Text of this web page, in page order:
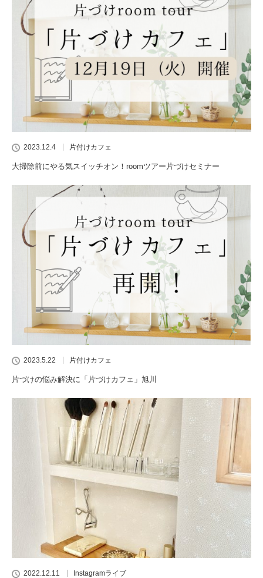
2023.12.4 片付けカフェ
大掃除前にやる気スイッチオン！roomツアー片づけセミナー
2023.5.22 片付けカフェ
片づけの悩み解決に「片づけカフェ」旭川
2022.12.11 Instagramライブ